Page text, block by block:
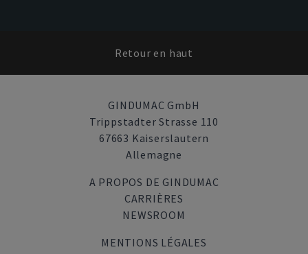
Retour en haut
GINDUMAC GmbH
Trippstadter Strasse 110
67663 Kaiserslautern
Allemagne
A PROPOS DE GINDUMAC
CARRIÈRES
NEWSROOM
MENTIONS LÉGALES